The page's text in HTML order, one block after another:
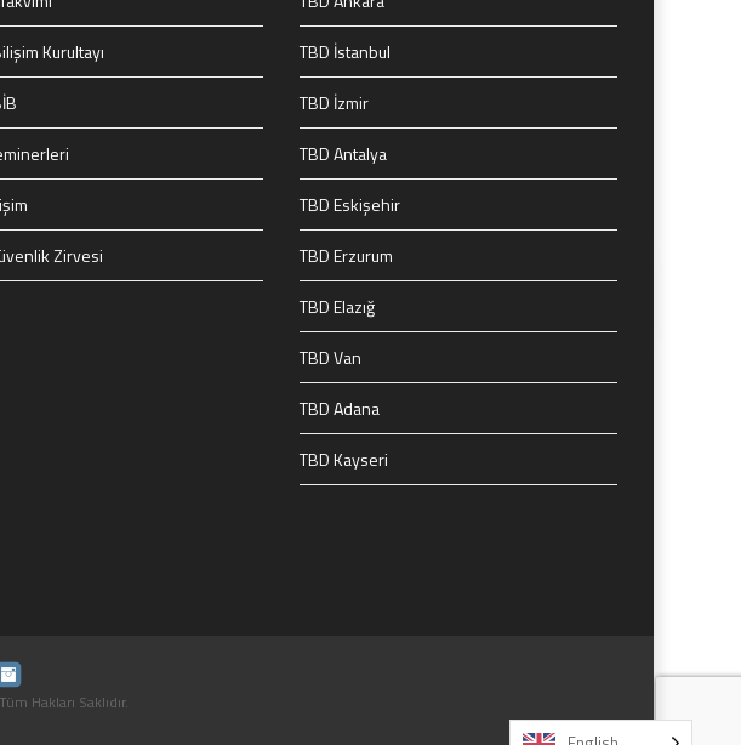
Kurultayı
Zirvesi
TBD İstanbul
TBD İzmir
TBD Antalya
TBD Eskişehir
TBD Erzurum
TBD Elazığ
TBD Van
TBD Adana
TBD Kayseri
Hakları Saklıdır.